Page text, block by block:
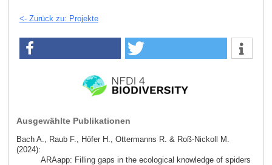
<- Zurück zu: Projekte
Ausgewählte Publikationen
Bach A., Raub F., Höfer H., Ottermanns R. & Roß-Nickoll M.
(2024):
ARAapp: Filling gaps in the ecological knowledge of spiders